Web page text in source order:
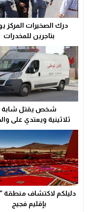
23:29 تعزية
21:02 ولاية أمن
23:31 سوء التدبير و
درك الصخيرات المركز
بتاجرين للمخدرات
شخص يقتل شابة
ثلاثينية ويعتدي على
بالسلاح الأبيض
دليلكم لاكتشاف منطقة
بإقليم فجيج